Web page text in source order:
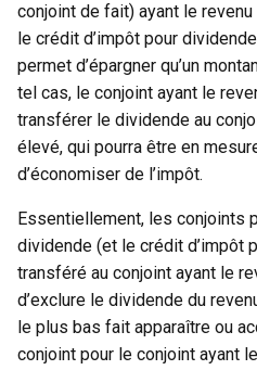
conjoint de fait) ayant le
le crédit d’impôt pour
permet d’épargner qu’un
tel cas, le conjoint ayant le
transférer le dividende au
élevé, qui pourra être en
d’économiser de l’impôt.
Essentiellement, les conjoints
dividende (et le crédit d’impôt
transféré au conjoint ayant le
d’exclure le dividende du
le plus bas fait apparaître ou
conjoint pour le conjoint ayant